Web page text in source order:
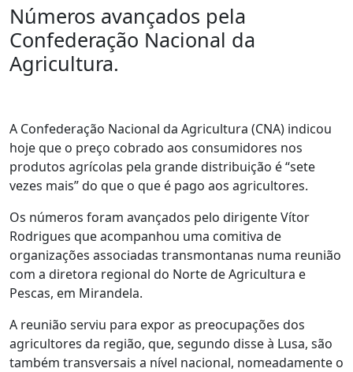
Números avançados pela
Confederação Nacional da
Agricultura.
A Confederação Nacional da Agricultura (CNA) indicou
hoje que o preço cobrado aos consumidores nos
produtos agrícolas pela grande distribuição é “sete
vezes mais” do que o que é pago aos agricultores.
Os números foram avançados pelo dirigente Vítor
Rodrigues que acompanhou uma comitiva de
organizações associadas transmontanas numa reunião
com a diretora regional do Norte de Agricultura e
Pescas, em Mirandela.
A reunião serviu para expor as preocupações dos
agricultores da região, que, segundo disse à Lusa, são
também transversais a nível nacional, nomeadamente o